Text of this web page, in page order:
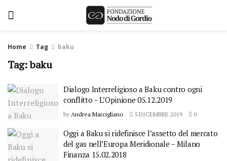
Home Tag baku
Tag: baku
Dialogo Interreligioso a Baku contro ogni
conflitto – L’Opinione 05.12.2019
by Andrea Marcigliano 5 DICEMBRE 2019 0
Oggi a Baku si ridefinisce l’assetto del mercato
del gas nell’Europa Meridionale – Milano
Finanza 15.02.2018